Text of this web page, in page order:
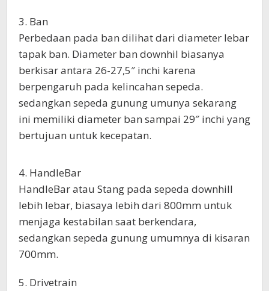
3. Ban
Perbedaan pada ban dilihat dari diameter lebar
tapak ban. Diameter ban downhil biasanya
berkisar antara 26-27,5″ inchi karena
berpengaruh pada kelincahan sepeda.
sedangkan sepeda gunung umunya sekarang
ini memiliki diameter ban sampai 29″ inchi yang
bertujuan untuk kecepatan.
4. HandleBar
HandleBar atau Stang pada sepeda downhill
lebih lebar, biasaya lebih dari 800mm untuk
menjaga kestabilan saat berkendara,
sedangkan sepeda gunung umumnya di kisaran
700mm.
5. Drivetrain